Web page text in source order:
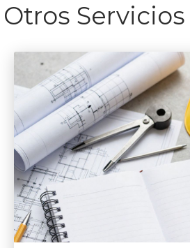
Otros Servicios